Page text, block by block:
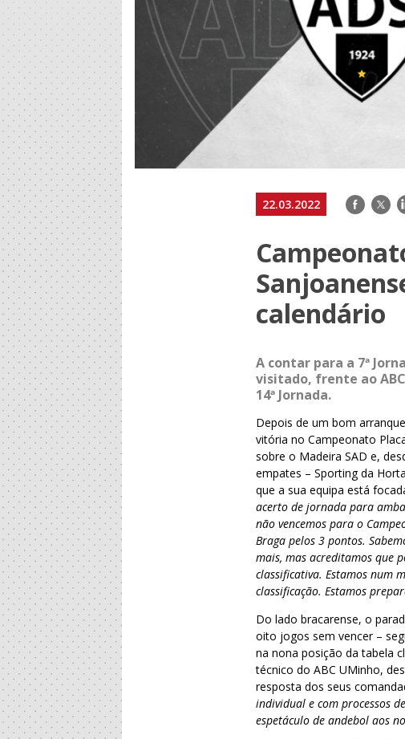
22.03.2022 Facebook
calendário
A contar para a 7ª
visitado, frente ao
14ª Jornada.
Depois de um bom
vitória no Campeonato
sobre o Madeira SAD e,
empates – Sporting da
que a sua equipa está
acerto de jornada para
não vencemos para o
Braga pelos 3 pontos.
mais, mas acreditamos que
classificativa. Estamos num
classificação. Estamos
Do lado bracarense, o
oito jogos sem vencer –
na nona posição da tabela
técnico do ABC UMinho,
resposta dos seus
individual e com processos
espetáculo de andebol aos